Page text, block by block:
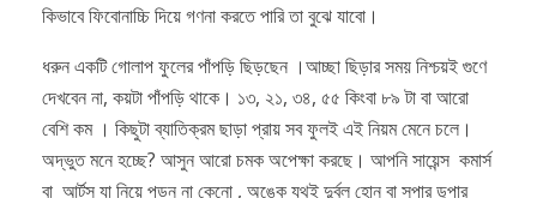
কিভাবে ফিবোনাচ্চি দিয়ে গণনা করতে পারি তা বুঝে যাবো।
ধরুন একটি গোলাপ ফুলের পাঁপড়ি ছিড়ছেন ।আচ্ছা ছিড়ার সময় নিশ্চয়ই গুণে
দেখবেন না, কয়টা পাঁপড়ি থাকে। ১৩, ২১, ৩৪, ৫৫ কিংবা ৮৯ টা বা আরো
বেশি কম । কিছুটা ব্যাতিক্রম ছাড়া প্রায় সব ফুলই এই নিয়ম মেনে চলে।
অদ্ভুত মনে হচ্ছে? আসুন আরো চমক অপেক্ষা করছে। আপনি সায়েন্স কমার্স
বা আর্টস যা নিয়ে পড়ুন না কেনো , অঙ্কে যথই দুর্বল হোন বা সুপার ডুপার